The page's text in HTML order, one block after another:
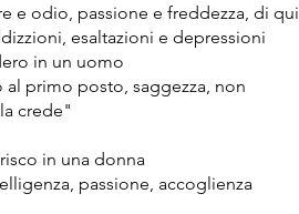
e odio, passione e freddezza, di qui
esaltazioni e depressioni
in un uomo
al primo posto, saggezza, non
crede"
in una donna
passione, accoglienza